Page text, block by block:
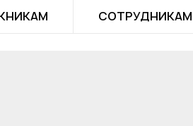
СОТРУДНИКАМ